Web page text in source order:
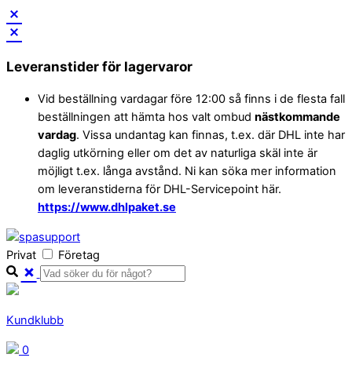
Skip
content
Leveranstider för lagervaror
Vid beställning vardagar före 12:00 så finns i de flesta fall
beställningen att hämta hos valt ombud nästkommande
vardag. Vissa undantag kan finnas, t.ex. där DHL inte har
daglig utkörning eller om det av naturliga skäl inte är
möjligt t.ex. långa avstånd. Ni kan söka mer information
om leveranstiderna för DHL-Servicepoint här.
https://www.dhlpaket.se
Privat Företag
Kundklubb
0